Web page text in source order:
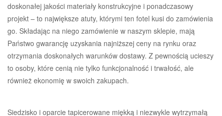
doskonałej jakości materiały konstrukcyjne i ponadczasowy
projekt – to największe atuty, którymi ten fotel kusi do zamówienia
go. Składając na niego zamówienie w naszym sklepie, mają
Państwo gwarancję uzyskania najniższej ceny na rynku oraz
otrzymania doskonałych warunków dostawy. Z pewnością ucieszy
to osoby, które cenią nie tylko funkcjonalność i trwałość, ale
również ekonomię w swoich zakupach.
Siedzisko i oparcie tapicerowane miękką i niezwykle wytrzymałą